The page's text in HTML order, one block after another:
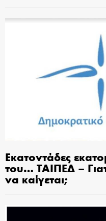
Εκατοντάδες
του… ΤΑΙΠΕΔ –
να καίγεται;